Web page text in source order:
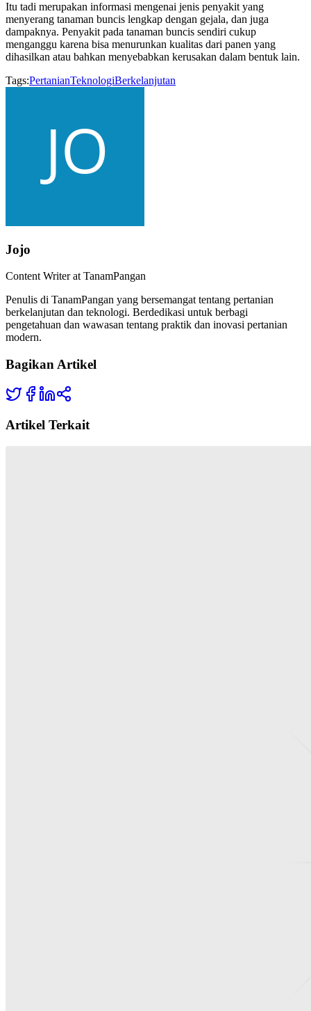
Itu tadi merupakan informasi mengenai jenis penyakit yang
menyerang tanaman buncis lengkap dengan gejala, dan juga
dampaknya. Penyakit pada tanaman buncis sendiri cukup
menganggu karena bisa menurunkan kualitas dari panen yang
dihasilkan atau bahkan menyebabkan kerusakan dalam bentuk lain.
Tags:PertanianTeknologiBerkelanjutan
Jojo
Content Writer at TanamPangan
Penulis di TanamPangan yang bersemangat tentang pertanian
berkelanjutan dan teknologi. Berdedikasi untuk berbagi
pengetahuan dan wawasan tentang praktik dan inovasi pertanian
modern.
Bagikan Artikel
Artikel Terkait